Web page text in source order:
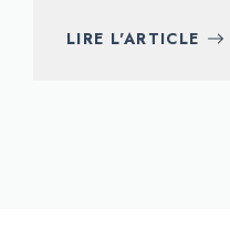
LIRE L'ARTICLE